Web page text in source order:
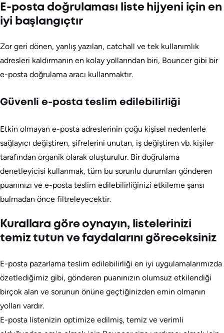
E-posta doğrulaması liste hijyeni için en
iyi başlangıçtır
Zor geri dönen, yanlış yazılan, catchall ve tek kullanımlık
adresleri kaldırmanın en kolay yollarından biri, Bouncer gibi bir
e-posta doğrulama aracı kullanmaktır.
Güvenli e-posta teslim edilebilirliği
Etkin olmayan e-posta adreslerinin çoğu kişisel nedenlerle
sağlayıcı değiştiren, şifrelerini unutan, iş değiştiren vb. kişiler
tarafından organik olarak oluşturulur. Bir doğrulama
denetleyicisi kullanmak, tüm bu sorunlu durumları gönderen
puanınızı ve e-posta teslim edilebilirliğinizi etkileme şansı
bulmadan önce filtreleyecektir.
Kurallara göre oynayın, listelerinizi
temiz tutun ve faydalarını göreceksiniz
E-posta pazarlama teslim edilebilirliği en iyi uygulamalarımızda
özetlediğimiz gibi, gönderen puanınızın olumsuz etkilendiği
birçok alan ve sorunun önüne geçtiğinizden emin olmanın
yolları vardır.
E-posta listenizin optimize edilmiş, temiz ve verimli